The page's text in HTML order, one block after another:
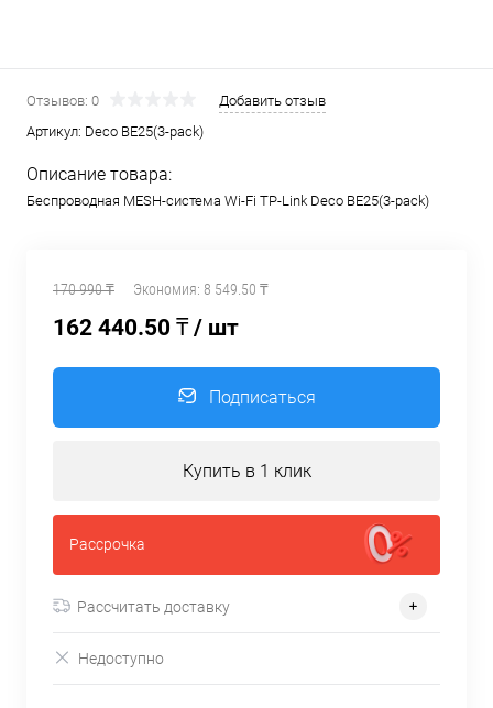
Отзывов: 0
Добавить отзыв
Артикул: Deco BE25(3-pack)
Описание товара:
Беспроводная MESH-система Wi-Fi TP-Link Deco BE25(3-pack)
170 990 ₸ Экономия: 8 549.50 ₸
162 440.50 ₸ / шт
Подписаться
Купить в 1 клик
Рассрочка
Рассчитать доставку
Недоступно